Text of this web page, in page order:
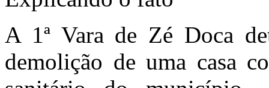
A 1ª Vara de Zé Doca
demolição de uma casa